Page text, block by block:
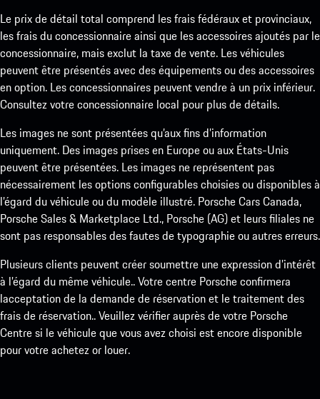
Le prix de détail total comprend les frais fédéraux et provinciaux,
les frais du concessionnaire ainsi que les accessoires ajoutés par le
concessionnaire, mais exclut la taxe de vente. Les véhicules
peuvent être présentés avec des équipements ou des accessoires
en option. Les concessionnaires peuvent vendre à un prix inférieur.
Consultez votre concessionnaire local pour plus de détails.
Les images ne sont présentées qu’aux fins d’information
uniquement. Des images prises en Europe ou aux États-Unis
peuvent être présentées. Les images ne représentent pas
nécessairement les options configurables choisies ou disponibles à
l’égard du véhicule ou du modèle illustré. Porsche Cars Canada,
Porsche Sales & Marketplace Ltd., Porsche (AG) et leurs filiales ne
sont pas responsables des fautes de typographie ou autres erreurs.
Plusieurs clients peuvent créer soumettre une expression d’intérêt
à l’égard du même véhicule.. Votre centre Porsche confirmera
lacceptation de la demande de réservation et le traitement des
frais de réservation.. Veuillez vérifier auprès de votre Porsche
Centre si le véhicule que vous avez choisi est encore disponible
pour votre achetez or louer.